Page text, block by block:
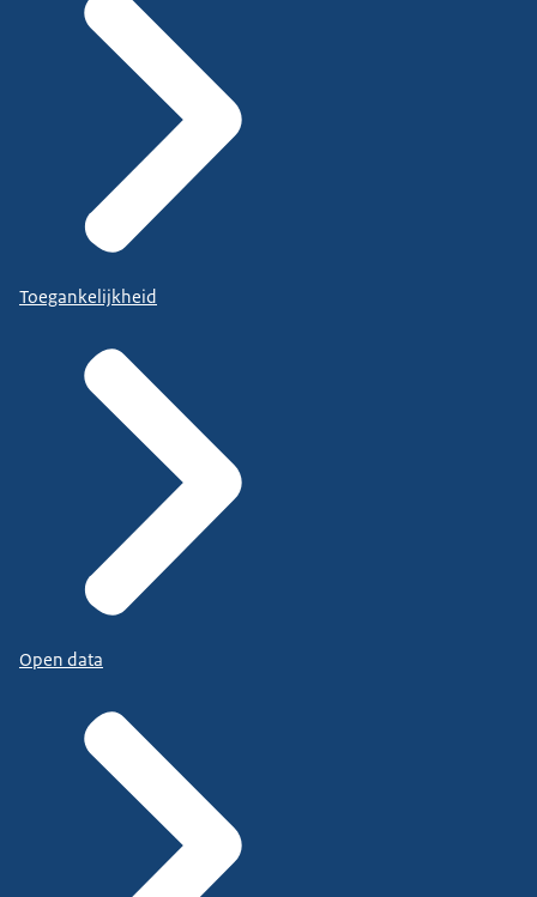
Toegankelijkheid
Open data